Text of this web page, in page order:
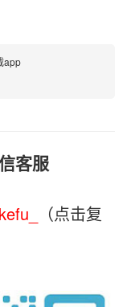
app
客服
（点击复